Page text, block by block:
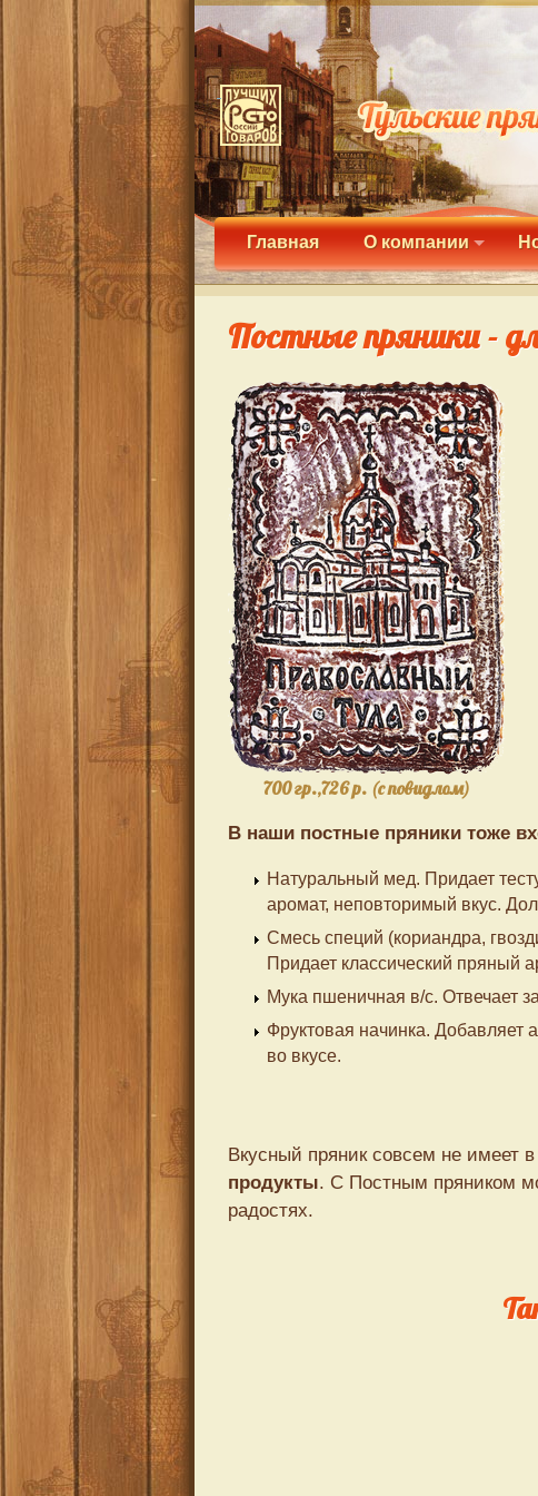
Главная О компании
Постные пряники -
700 гр.,726 р. (с повидлом)
В наши постные пряники тоже
Натуральный мед. Придает
аромат, неповторимый вкус.
Смесь специй (кориандра,
Придает классический пряный
Мука пшеничная в/с. Отвечает
Фруктовая начинка. Добавляет
во вкусе.
Вкусный пряник совсем не имеет
продукты. С Постным пряником
радостях.